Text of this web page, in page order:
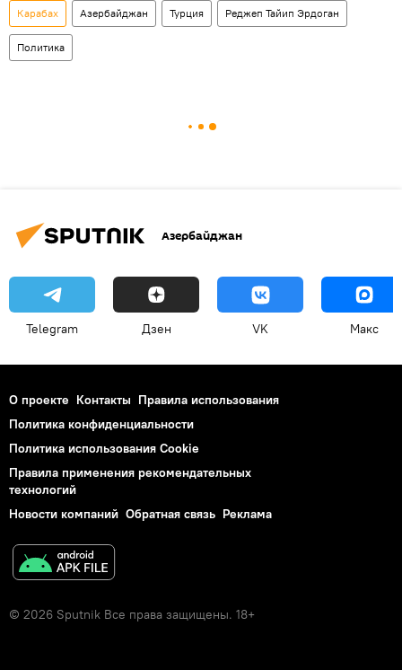
Карабах Азербайджан Турция Реджеп Тайип Эрдоган
Политика
Азербайджан
Telegram Дзен VK Макс
О проекте Контакты Правила использования
Политика конфиденциальности
Политика использования Cookie
Правила применения рекомендательных
технологий
Новости компаний Обратная связь Реклама
© 2026 Sputnik Все права защищены. 18+